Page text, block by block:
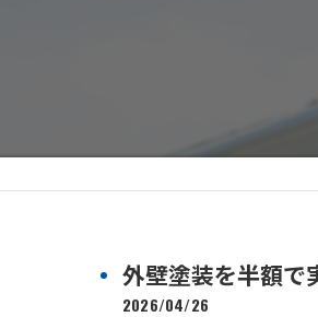
外壁塗装を半額で
2026/04/26